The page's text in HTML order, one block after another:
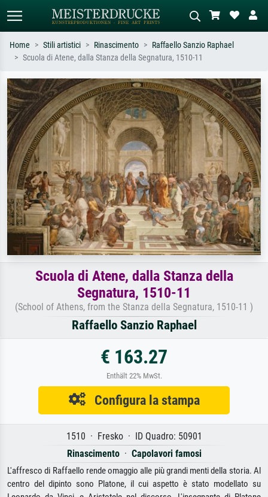
Cerca per artista, titolo o stile – es.
Monet, Notte stellata,
Impressionismo, onda di Hokusai,
nudo.
Descrivi la scena – es. prato verde,
astratto con molto rosso, dipinto a
olio scuro, nudo in piedi vicino a un
albero.
Home Stili artistici Rinascimento
Raffaello Sanzio Raphael
Scuola di Atene, dalla Stanza della Segnatura, 1510-11
Scuola di Atene, dalla Stanza della
Segnatura, 1510-11
(School of Athens, from the Stanza della Segnatura, 1510-11 )
Raffaello Sanzio Raphael
€ 163.27
Enthält 22% MwSt.
Configura la stampa
1510 · Fresko · ID Quadro: 50901
Rinascimento· Capolavori famosi
L'affresco di Raffaello rende omaggio alle più grandi menti della storia. Al
centro del dipinto sono Platone, il cui aspetto è stato modellato su